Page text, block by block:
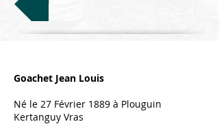
Goachet Jean Louis
Né le 27 Février 1889 à Plouguin
Kertanguy Vras